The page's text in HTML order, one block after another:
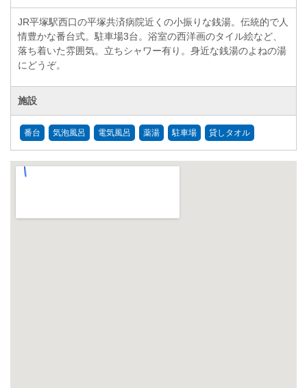
JR平塚駅西口の平塚共済病院近くの小振りな銭湯。伝統的で人
情豊かな番台式。駐車場3台。浴室の西洋画のタイル絵など、
落ち着いた雰囲気。立ちシャワー有り。身近な銭湯のよねの湯
にどうぞ。
施設
番台 気泡風呂 電気風呂 薬湯 駐車場 貸しタオル